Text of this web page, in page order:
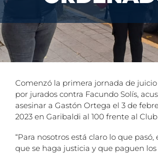
Comenzó la primera jornada de
por jurados contra Facundo Solís,
asesinar a Gastón Ortega el 3 de
2023 en Garibaldi al 100 frente al
“Para nosotros está claro lo que pasó,
que se haga justicia y que paguen los